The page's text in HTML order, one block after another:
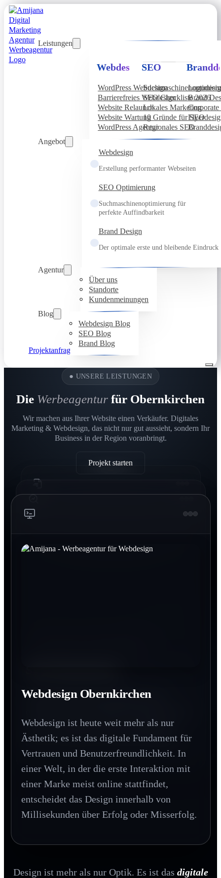
Leistungen
Webdesign
WordPress Webdesign
Barrierefreies Webdesign
Website Relaunch
Website Wartung
WordPress Agentur
SEO
SEO Checkliste 2026
Lokales Marketing
10 Gründe für SEO
Regionales SEO
Brand
Angebot
Webdesign
Erstellung performanter Webseiten
SEO Optimierung
Suchmaschinenoptimierung für
perfekte Auffindbarkeit
Brand Design
Der optimale erste und bleibende Eindruck
Agentur
Über uns
Standorte
Kundenmeinungen
Blog
Webdesign Blog
SEO Blog
Brand Blog
Projektanfrage
● UNSERE LEISTUNGEN
Die Werbeagentur für Obernkirchen
Wir machen aus Ihrer Website einen Verkäufer. Digitales
Marketing & Webdesign, das nicht nur gut aussieht, sondern Ihr
Business in der Region voranbringt.
Projekt starten
Webdesign Obernkirchen
Webdesign ist heute weit mehr als nur
Ästhetik; es ist das digitale Fundament für
Vertrauen und Benutzerfreundlichkeit. In
einer Welt, in der die erste Interaktion mit
einer Marke meist online stattfindet,
entscheidet das Design innerhalb von
Millisekunden über Erfolg oder Misserfolg.
Wer bei Google nicht gefunden wird,
SEO ist der Hebel, der Ihre Zielgruppe
genau im Moment des Interesses abholt.
Beständigkeit und Qualität, die man
Design ist mehr als nur Optik. Es ist das digitale